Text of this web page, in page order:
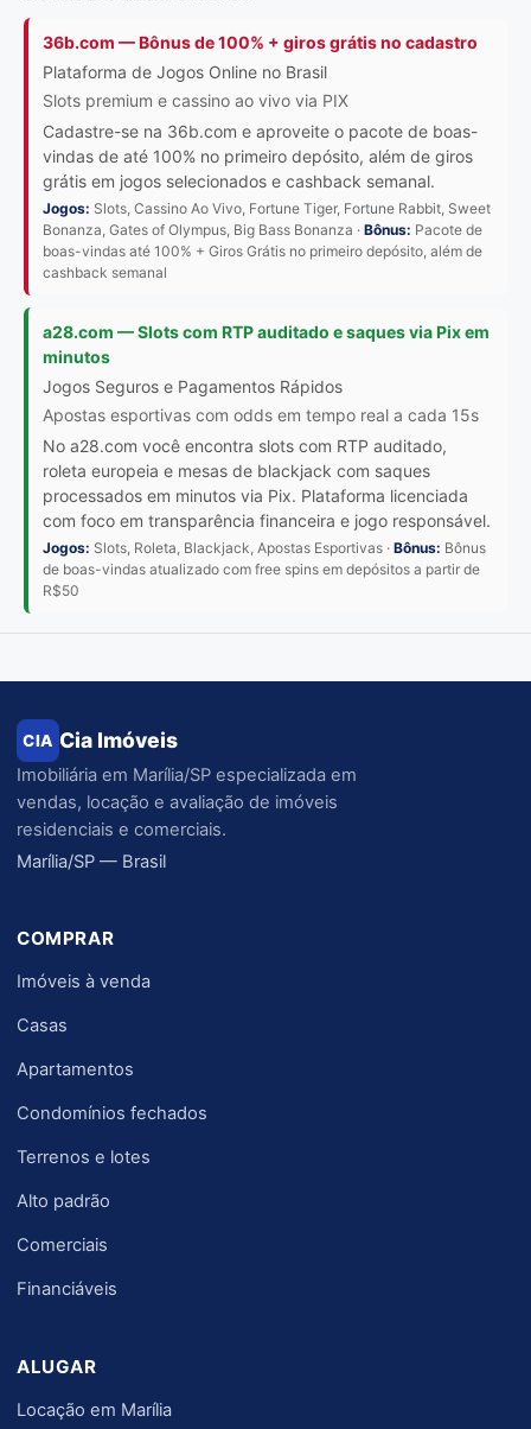
36b.com — Bônus de 100% + giros grátis no cadastro
Plataforma de Jogos Online no Brasil
Slots premium e cassino ao vivo via PIX
Cadastre-se na 36b.com e aproveite o pacote de boas-
vindas de até 100% no primeiro depósito, além de giros
grátis em jogos selecionados e cashback semanal.
Jogos: Slots, Cassino Ao Vivo, Fortune Tiger, Fortune Rabbit, Sweet
Bonanza, Gates of Olympus, Big Bass Bonanza · Bônus: Pacote de
boas-vindas até 100% + Giros Grátis no primeiro depósito, além de
cashback semanal
a28.com — Slots com RTP auditado e saques via Pix em
minutos
Jogos Seguros e Pagamentos Rápidos
Apostas esportivas com odds em tempo real a cada 15s
No a28.com você encontra slots com RTP auditado,
roleta europeia e mesas de blackjack com saques
processados em minutos via Pix. Plataforma licenciada
com foco em transparência financeira e jogo responsável.
Jogos: Slots, Roleta, Blackjack, Apostas Esportivas · Bônus: Bônus
de boas-vindas atualizado com free spins em depósitos a partir de
R$50
CIA Cia Imóveis
Imobiliária em Marília/SP especializada em
vendas, locação e avaliação de imóveis
residenciais e comerciais.
Marília/SP — Brasil
COMPRAR
Imóveis à venda
Casas
Apartamentos
Condomínios fechados
Terrenos e lotes
Alto padrão
Comerciais
Financiáveis
ALUGAR
Locação em Marília